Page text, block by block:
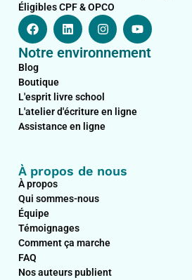
Éligibles CPF & OPCO
F
a
c
e
b
o
k
L
i
n
k
n
I
n
s
t
r
a
m
Y
o
u
t
Notre environnement
Blog
Boutique
L'esprit livre school
L'atelier d'écriture en ligne
Assistance en ligne
À propos de nous
À propos
Qui sommes-nous
Équipe
Témoignages
Comment ça marche
FAQ
Nos auteurs publient